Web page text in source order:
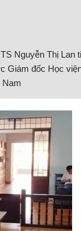
Nguyễn Thị Lan
Giám đốc Học
Nam